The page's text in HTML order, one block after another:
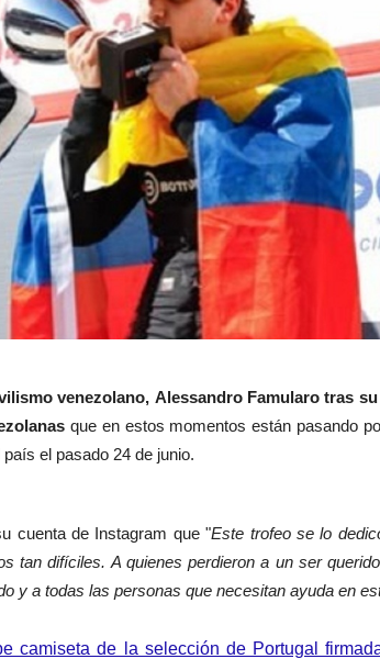
venezolano, Alessandro Famularotras
que en estos momentos están pasando
el pasado 24 de junio.
cuenta de Instagram que "Este trofeo se lo
tan difíciles. A quienes perdieron a un ser
y a todas las personas que necesitan ayuda en
camiseta de la selección de Portugal